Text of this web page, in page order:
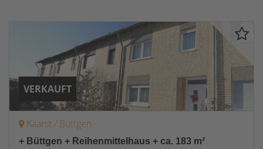
VERKAUFT
Kaarst / Büttgen
+ Büttgen + Reihenmittelhaus + ca. 183 m²